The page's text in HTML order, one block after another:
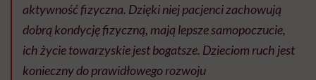
aktywność fizyczna. Dzięki niej pacjenci zachowują
dobrą kondycję fizyczną, mają lepsze samopoczucie,
ich życie towarzyskie jest bogatsze. Dzieciom ruch jest
konieczny do prawidłowego rozwoju